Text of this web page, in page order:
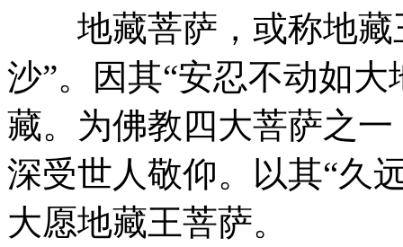
地藏菩萨，或称地藏
沙”。因其“安忍不动如
藏。为佛教四大菩萨之
深受世人敬仰。以其“久
大愿地藏王菩萨。